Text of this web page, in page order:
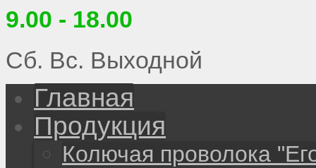
9.00 - 18.00
Сб. Вс. Выходной
Главная
Продукция
Колючая проволока